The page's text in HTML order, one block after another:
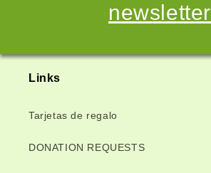
newsletter
Links
Tarjetas de regalo
DONATION REQUESTS